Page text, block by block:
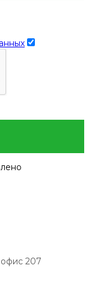
офис 207